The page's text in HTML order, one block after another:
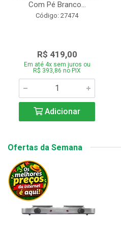
Com Pé Branco...
Código: 27474
R$ 419,00
Em até 4x sem juros ou
R$ 393,86 no PIX
Adicionar
Ofertas da Semana